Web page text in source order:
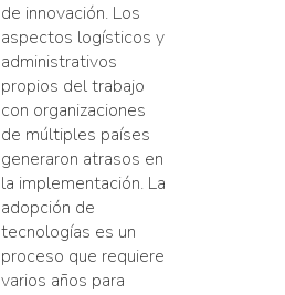
de innovación. Los
aspectos logísticos y
administrativos
propios del trabajo
con organizaciones
de múltiples países
generaron atrasos en
la implementación. La
adopción de
tecnologías es un
proceso que requiere
varios años para